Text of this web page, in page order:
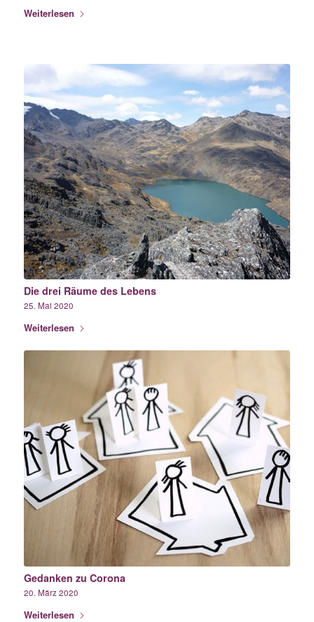
Weiterlesen
Die drei Räume des Lebens
25. Mai 2020
Weiterlesen
Gedanken zu Corona
20. März 2020
Weiterlesen